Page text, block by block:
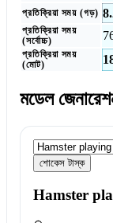
প্রতিক্রিয়া সময় (গড়)
প্রতিক্রিয়া সময়
(সর্বোচ্চ)
প্রতিক্রিয়া সময়
(মোট)
মডেল
শোকেস টাস্ক
Hamster